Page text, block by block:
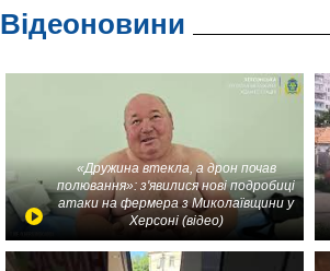
Відеоновини
«Дружина втекла, а дрон почав
полювання»: з'явилися нові подробиці
атаки на фермера з Миколаївщини у
Херсоні (відео)